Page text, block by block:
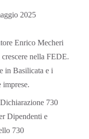
2025
Enrico Mecheri
nella FEDE.
in Basilicata e i
imprese.
730
Dipendenti e
730